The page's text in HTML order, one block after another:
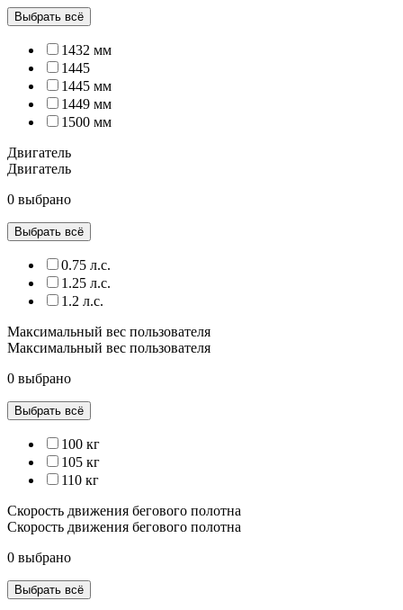
Выбрать всё
1432 мм
1445
1445 мм
1449 мм
1500 мм
Двигатель
Двигатель
0 выбрано
Выбрать всё
0.75 л.с.
1.25 л.с.
1.2 л.с.
Максимальный вес пользователя
Максимальный вес пользователя
0 выбрано
Выбрать всё
100 кг
105 кг
110 кг
Скорость движения бегового полотна
Скорость движения бегового полотна
0 выбрано
Выбрать всё